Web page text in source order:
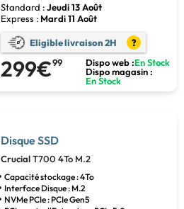
Standard :Jeudi 13 Août
Express : Mardi 11 Août
Eligible livraison 2H ?
299€99 Dispo web :En Stock
Dispo magasin :
En Stock
Disque SSD
CrucialT700 4To M.2
Capacité stockage : 4To
Interface Disque : M.2
NVMe PCIe : PCIe Gen5